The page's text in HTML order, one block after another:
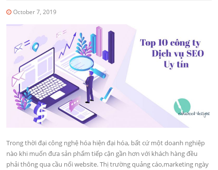
October 7, 2019
Trong thời đại công nghệ hóa hiện đại hóa, bất cứ một doanh nghiệp
nào khi muốn đưa sản phẩm tiếp cận gần hơn với khách hàng đều
phải thông qua cầu nối website. Thị trường quảng cáo,marketing ngày